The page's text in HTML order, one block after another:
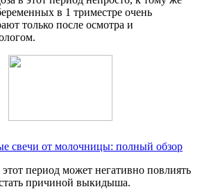
в 1 триместре очень
только после осмотра и
свечи от молочницы: полный обзор
период может негативно повлиять
причиной выкидыша.